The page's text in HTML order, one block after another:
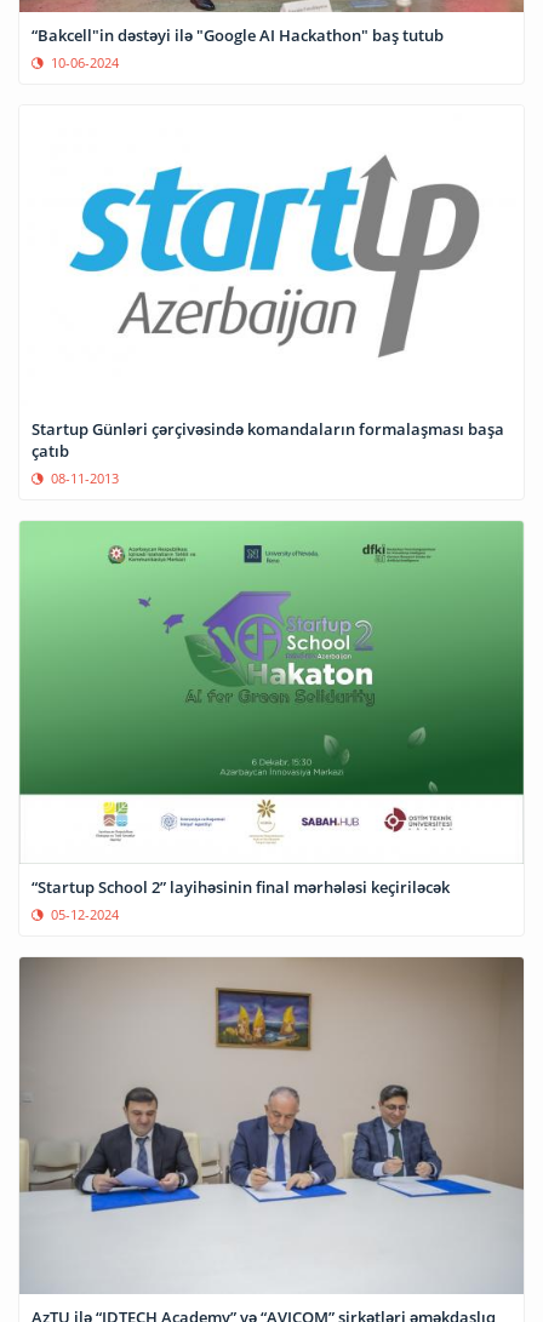
“Bakcell"in dəstəyi ilə "Google AI Hackathon" baş tutub
10-06-2024
Startup Günləri çərçivəsində komandaların formalaşması başa
çatıb
08-11-2013
“Startup School 2” layihəsinin final mərhələsi keçiriləcək
05-12-2024
AzTU ilə “IDTECH Academy” və “AVICOM” şirkətləri əməkdaşlıq